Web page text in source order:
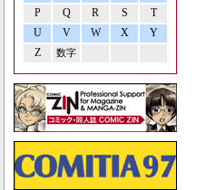
P
Q R S
T
U
V W X
Y
Z
数字